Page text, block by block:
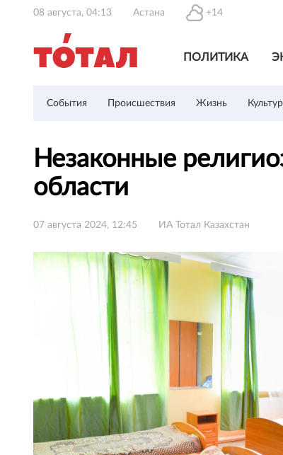
08 августа, 04:13 Астана +14
ПОЛИТИКА
События Происшествия Жизнь
Незаконные
области
07 августа 2024, 12:45 ИА Тотал Казахстан